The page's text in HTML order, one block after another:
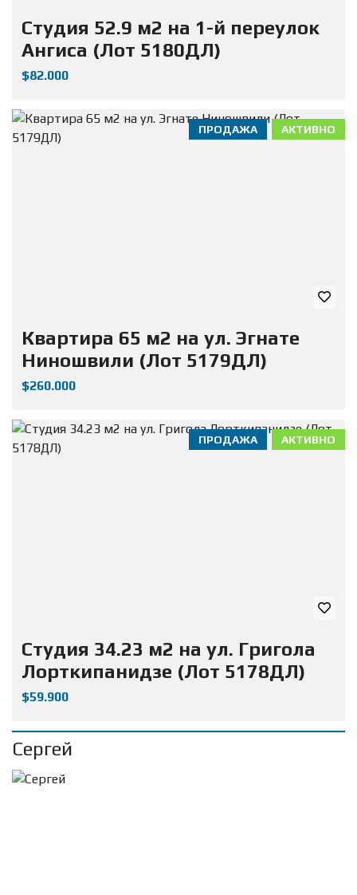
Студия 52.9 м2 на 1-й переулок
Ангиса (Лот 5180ДЛ)
$82.000
АКТИВНО
ПРОДАЖА
Квартира 65 м2 на ул. Эгнате
Ниношвили (Лот 5179ДЛ)
$260.000
АКТИВНО
ПРОДАЖА
Студия 34.23 м2 на ул. Григола
Лорткипанидзе (Лот 5178ДЛ)
$59.900
Сергей